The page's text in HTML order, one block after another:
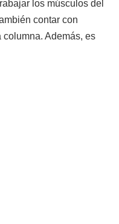
los músculos del
contar con
Además, es